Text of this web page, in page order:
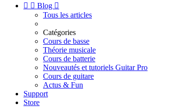
  Blog 
Tous les articles
Catégories
Cours de basse
Théorie musicale
Cours de batterie
Nouveautés et tutoriels Guitar Pro
Cours de guitare
Actus & Fun
Support
Store